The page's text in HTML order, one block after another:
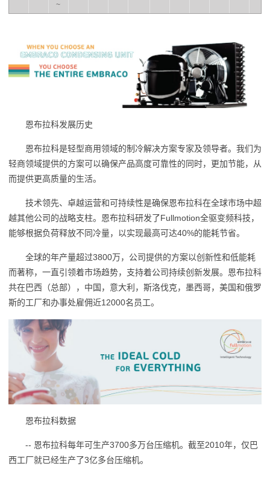
~
恩布拉科发展历史
恩布拉科是轻型商用领域的制冷解决方案专家及领导者。我们为
轻商领域提供的方案可以确保产品高度可靠性的同时，更加节能，从
而提供更高质量的生活。
技术领先、卓越运营和可持续性是确保恩布拉科在全球市场中超
越其他公司的战略支柱。恩布拉科研发了Fullmotion全驱变频科技，
能够根据负荷释放不同冷量，以实现最高可达40%的能耗节省。
全球的年产量超过3800万，公司提供的方案以创新性和低能耗
而著称，一直引领着市场趋势，支持着公司持续创新发展。恩布拉科
共在巴西（总部），中国，意大利，斯洛伐克，墨西哥，美国和俄罗
斯的工厂和办事处雇佣近12000名员工。
恩布拉科数据
-- 恩布拉科每年可生产3700多万台压缩机。截至2010年，仅巴
西工厂就已经生产了3亿多台压缩机。